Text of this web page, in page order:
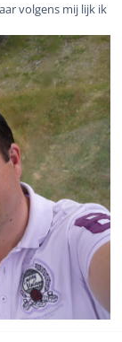
volgens mij lijk ik